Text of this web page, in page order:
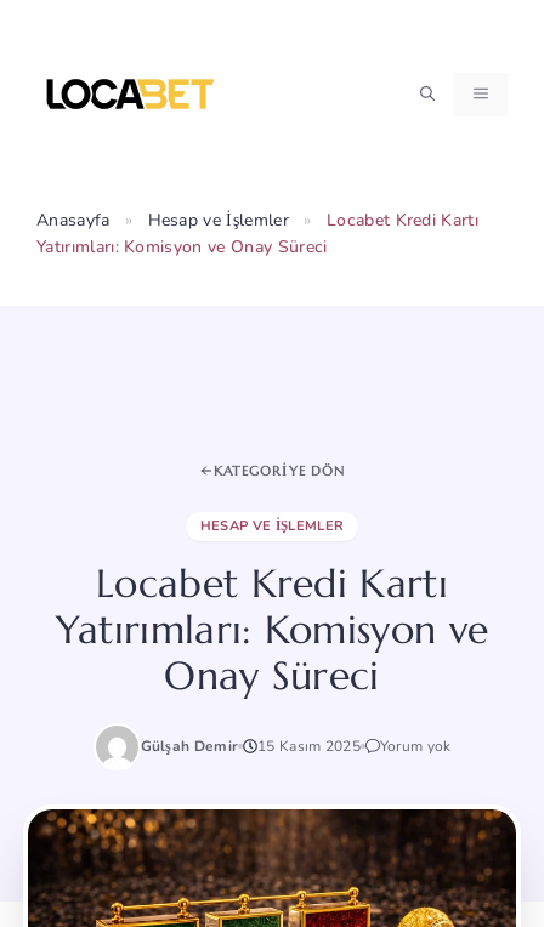
MENÜ
Anasayfa » Hesap ve İşlemler »
Locabet Kredi Kartı
Yatırımları: Komisyon ve Onay Süreci
KATEGORIYE DÖN
HESAP VE İŞLEMLER
Locabet Kredi Kartı
Yatırımları: Komisyon ve
Onay Süreci
Gülşah Demir 15 Kasım 2025 Yorum yok